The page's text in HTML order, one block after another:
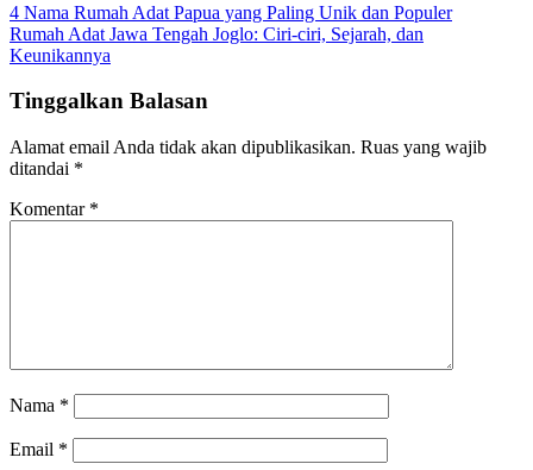
4 Nama Rumah Adat Papua yang Paling Unik dan Populer
Rumah Adat Jawa Tengah Joglo: Ciri-ciri, Sejarah, dan
Keunikannya
Tinggalkan Balasan
Alamat email Anda tidak akan dipublikasikan. Ruas yang wajib
ditandai *
Komentar *
Nama *
Email *